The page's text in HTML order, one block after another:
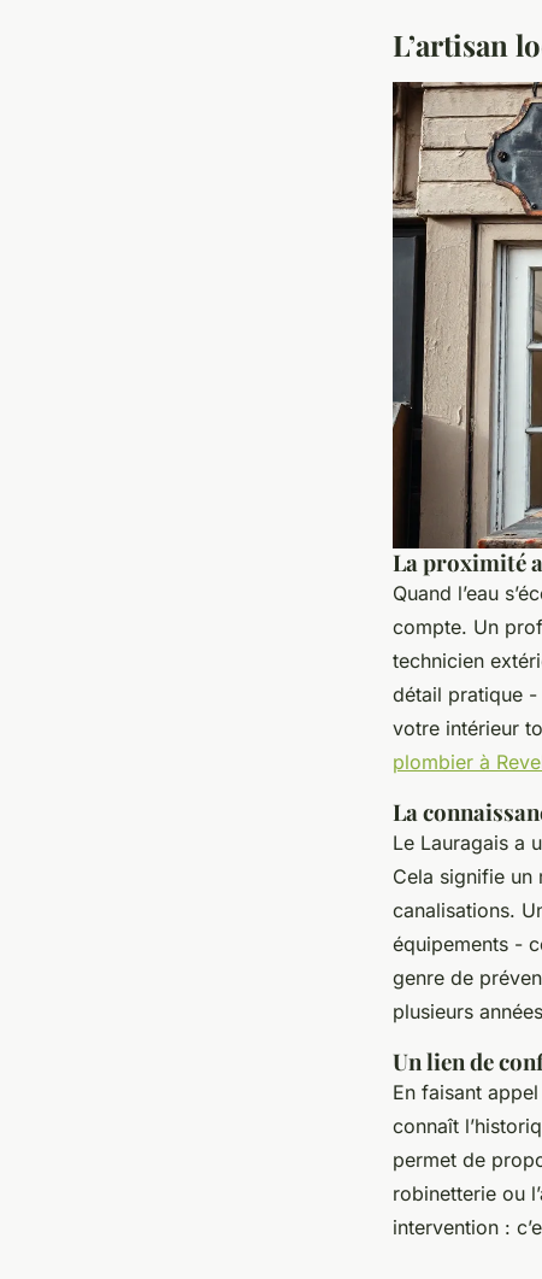
L’artisan
La proximité
Quand l’eau
compte. Un
technicien
détail pratique -
votre intérieur
plombier à
La
Le Lauragais a
Cela signifie un
canalisations.
équipements -
genre de
plusieurs
Un lien de
En faisant
connaît
permet de
robinetterie ou
intervention :